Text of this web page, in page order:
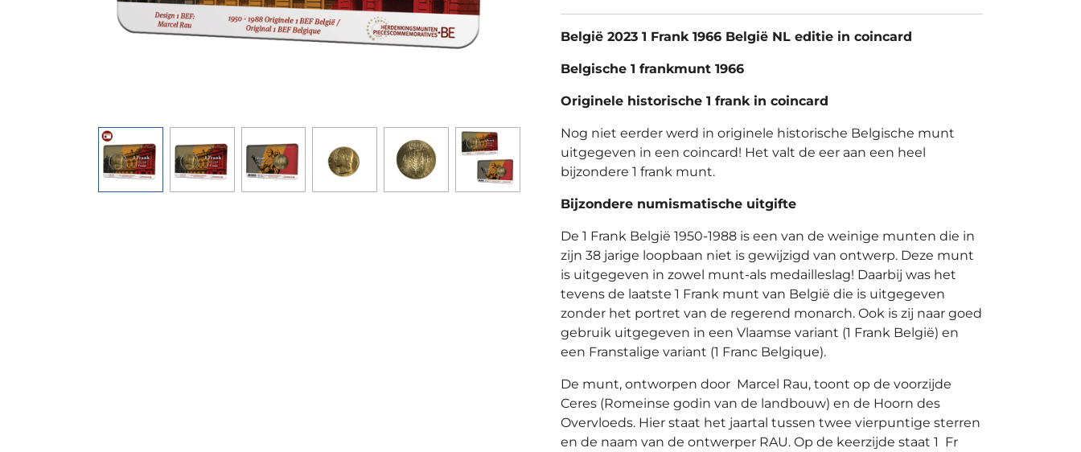
België 2023 1 Frank 1966 België NL editie in coincard
Belgische 1 frankmunt 1966
Originele historische 1 frank in coincard
Nog niet eerder werd in originele historische Belgische munt
uitgegeven in een coincard! Het valt de eer aan een heel
bijzondere 1 frank munt.
Bijzondere numismatische uitgifte
De 1 Frank België 1950-1988 is een van de weinige munten die in
zijn 38 jarige loopbaan niet is gewijzigd van ontwerp. Deze munt
is uitgegeven in zowel munt-als medailleslag! Daarbij was het
tevens de laatste 1 Frank munt van België die is uitgegeven
zonder het portret van de regerend monarch. Ook is zij naar goed
gebruik uitgegeven in een Vlaamse variant (1 Frank België) en
een Franstalige variant (1 Franc Belgique).
De munt, ontworpen door Marcel Rau, toont op de voorzijde
Ceres (Romeinse godin van de landbouw) en de Hoorn des
Overvloeds. Hier staat het jaartal tussen twee vierpuntige sterren
en de naam van de ontwerper RAU. Op de keerzijde staat 1 Fr